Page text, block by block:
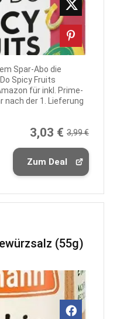
Spar-Abo die
Spicy Fruits
für inkl. Prime-
nach der 1. Lieferung
3,03 € 3,99 €
Zum Deal
(55g)